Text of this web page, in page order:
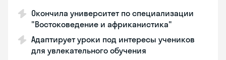
Окончила университет по специализации
"Востоковедение и африканистика"
Адаптирует уроки под интересы учеников
для увлекательного обучения